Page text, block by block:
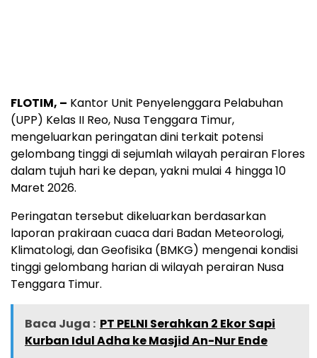
FLOTIM, – Kantor Unit Penyelenggara Pelabuhan
(UPP) Kelas II Reo, Nusa Tenggara Timur,
mengeluarkan peringatan dini terkait potensi
gelombang tinggi di sejumlah wilayah perairan Flores
dalam tujuh hari ke depan, yakni mulai 4 hingga 10
Maret 2026.
Peringatan tersebut dikeluarkan berdasarkan
laporan prakiraan cuaca dari Badan Meteorologi,
Klimatologi, dan Geofisika (BMKG) mengenai kondisi
tinggi gelombang harian di wilayah perairan Nusa
Tenggara Timur.
Baca Juga : PT PELNI Serahkan 2 Ekor Sapi
Kurban Idul Adha ke Masjid An-Nur Ende